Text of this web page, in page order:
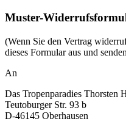
Muster-
(Wenn Sie den Vertrag
dieses Formular aus und
An
Das Tropenparadies Thorsten
Teutoburger Str. 93 b
D-46145 Oberhausen